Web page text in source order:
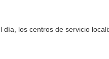
día, los centros de servicio